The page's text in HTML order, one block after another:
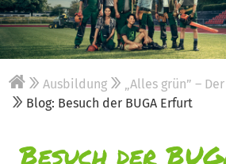
Ausbildung
„Alles grün” –
Blog: Besuch der BUGA Erfurt
Besuch der